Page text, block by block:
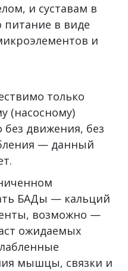
и суставам в
питание в виде
и
только
(насосному)
движения, без
— данный
БАДы — кальций
возможно —
ожидаемых
мышцы, связки и